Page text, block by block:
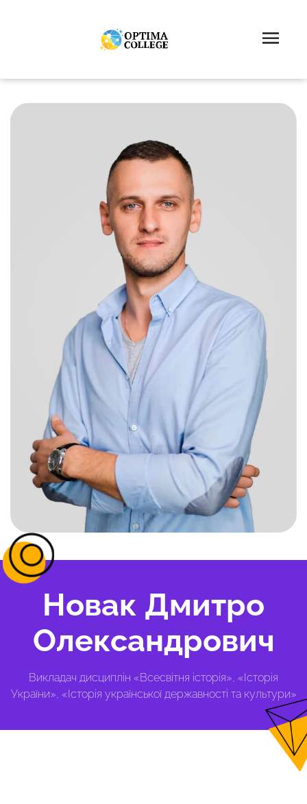
Новак Дмитро
Олександрович
Викладач дисциплін «Всесвітня історія», «Історія
України», «Історія української державності та культури»